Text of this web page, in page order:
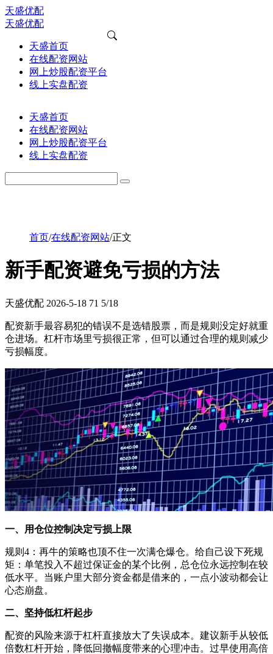
天盛优配
天盛优配
天盛首页
在线配资网站
网上炒股配资平台
线上实盘配资
天盛首页
在线配资网站
网上炒股配资平台
线上实盘配资
首页/在线配资网站/正文
新手配资避免亏损的方法
天盛优配 2026-5-18 71 5/18
配资新手最容易犯的错误不是选错股票，而是规则没定好就重
仓进场。杠杆市场里亏损很正常，但可以通过合理的规则减少
亏损幅度。
一、用仓位控制决定亏损上限
规则4：再牛的策略也顶不住一次满仓爆仓。给自己设下死规
矩：单笔投入不超过保证金的某个比例，总仓位永远控制在较
低水平。当账户里大部分资金都是借来的，一点小波动都会让
心态崩盘。
二、坚持低杠杆起步
配资的风险来源于杠杆直接放大了失误成本。建议新手从较低
倍数杠杆开始，降低回撤幅度带来的心理冲击。过早使用高倍